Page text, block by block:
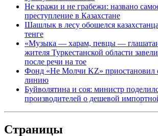
Не кражи и не грабежи: названо
преступление в Казахстане
Шашлык в лесу обошелся
тенге
«Музыка — харам, певцы —
жителя Туркестанской области
после речи на тое
Фонд «Не Молчи KZ» приостановил
линию
Буйволятина и соя: министр
производителей о дешевой
Страницы